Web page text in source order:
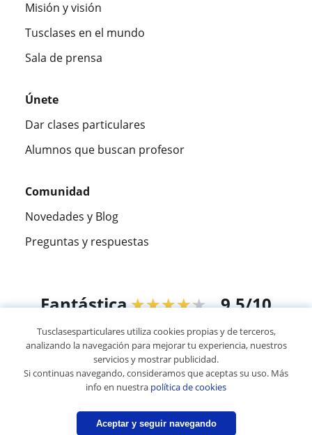
Misión y visión
Tusclases en el mundo
Sala de prensa
Únete
Dar clases particulares
Alumnos que buscan profesor
Comunidad
Novedades y Blog
Preguntas y respuestas
Fantástica★★★★★ 9,5/10
305915opiniones de alumnos
© 2007 - 2026 Tusclasesparticulares.com.ec
Mapa web:Profesores particulares
Tusclasesparticulares utiliza cookies propias y de terceros,
analizando la navegación para mejorar tu experiencia, nuestros
servicios y mostrar publicidad.
Si continuas navegando, consideramos que aceptas su uso. Más
info en nuestra política de cookies
Aceptar y seguir navegando